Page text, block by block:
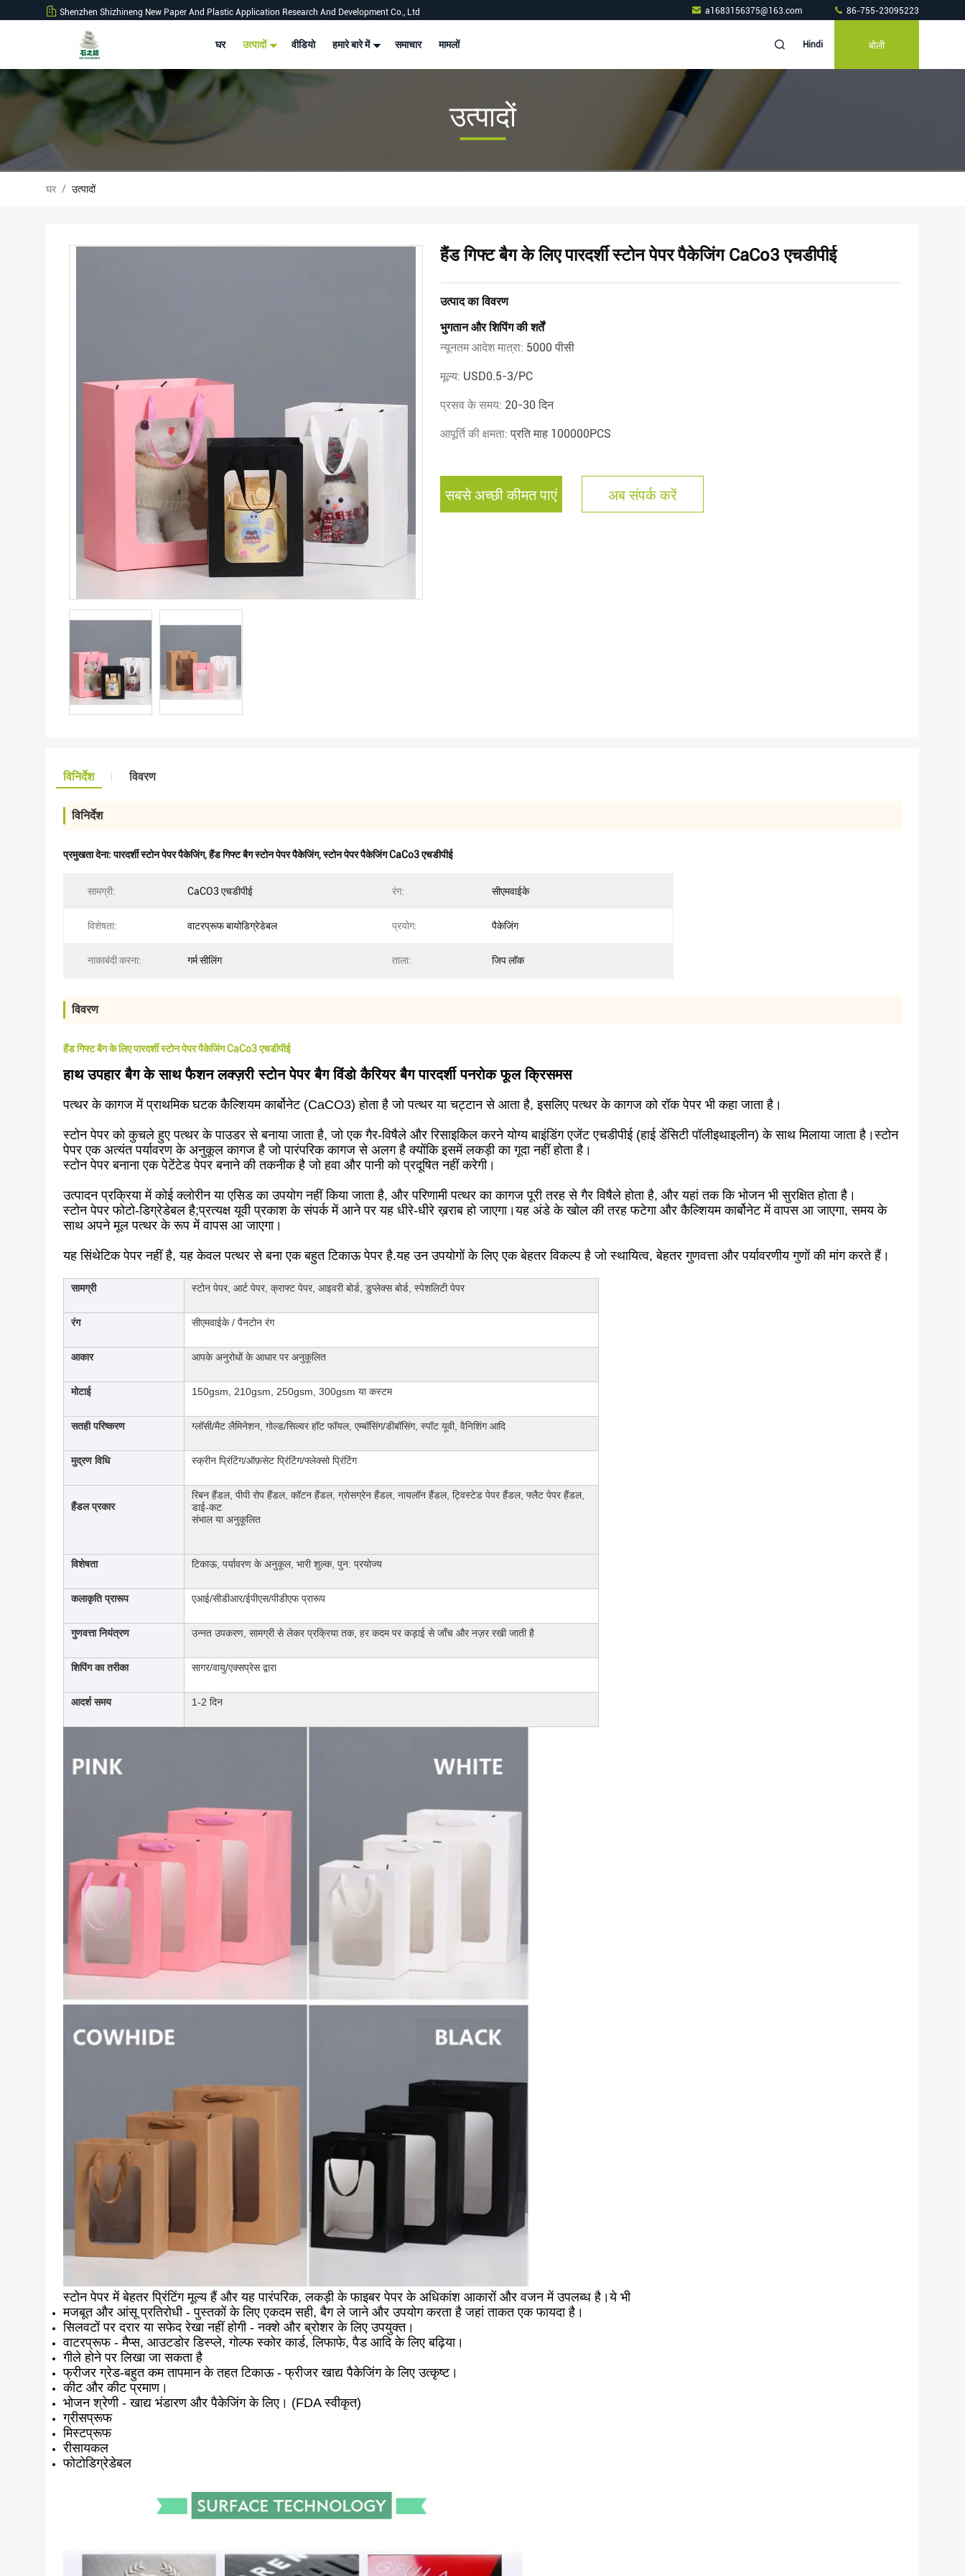
Shenzhen Shizhineng New Paper And Plastic Application Research And Development Co., Ltd a1683156375@163.com 86-755-23095223
घर उत्पादों वीडियो हमारे बारे में समाचार मामलों Hindi बोली
उत्पादों
घर / उत्पादों
हैंड गिफ्ट बैग के लिए पारदर्शी स्टोन पेपर पैकेजिंग CaCo3 एचडीपीई
उत्पाद का विवरण
भुगतान और शिपिंग की शर्तें
न्यूनतम आदेश मात्रा: 5000 पीसी
मूल्य: USD0.5-3/PC
प्रसव के समय: 20-30 दिन
आपूर्ति की क्षमता:प्रति माह 100000PCS
सबसे अच्छी कीमत पाएं अब संपर्क करें
विनिर्देश विवरण
विनिर्देश
प्रमुखता देना:पारदर्शी स्टोन पेपर पैकेजिंग,हैंड गिफ्ट बैग स्टोन पेपर पैकेजिंग,स्टोन पेपर पैकेजिंग CaCo3 एचडीपीई
सामग्री: CaCO3 एचडीपीई रंग: सीएमवाईके
विशेषता: वाटरप्रूफ बायोडिग्रेडेबल प्रयोग: पैकेजिंग
नाकाबंदी करना: गर्म सीलिंग ताला: जिप लॉक
विवरण
हैंड गिफ्ट बैग के लिए पारदर्शी स्टोन पेपर पैकेजिंग CaCo3 एचडीपीई
हाथ उपहार बैग के साथ फैशन लक्ज़री स्टोन पेपर बैग विंडो कैरियर बैग पारदर्शी पनरोक फूल क्रिसमस
पत्थर के कागज में प्राथमिक घटक कैल्शियम कार्बोनेट (CaCO3) होता है जो पत्थर या चट्टान से आता है, इसलिए पत्थर के कागज को रॉक पेपर भी कहा जाता है।
स्टोन पेपर को कुचले हुए पत्थर के पाउडर से बनाया जाता है, जो एक गैर-विषैले और रिसाइकिल करने योग्य बाइंडिंग एजेंट एचडीपीई (हाई डेंसिटी पॉलीइथाइलीन) के साथ मिलाया जाता है।स्टोन
पेपर एक अत्यंत पर्यावरण के अनुकूल कागज है जो पारंपरिक कागज से अलग है क्योंकि इसमें लकड़ी का गूदा नहीं होता है।
स्टोन पेपर बनाना एक पेटेंटेड पेपर बनाने की तकनीक है जो हवा और पानी को प्रदूषित नहीं करेगी।
उत्पादन प्रक्रिया में कोई क्लोरीन या एसिड का उपयोग नहीं किया जाता है, और परिणामी पत्थर का कागज पूरी तरह से गैर विषैले होता है, और यहां तक ​​कि भोजन भी सुरक्षित होता है।
स्टोन पेपर फोटो-डिग्रेडेबल है;प्रत्यक्ष यूवी प्रकाश के संपर्क में आने पर यह धीरे-धीरे ख़राब हो जाएगा।यह अंडे के खोल की तरह फटेगा और कैल्शियम कार्बोनेट में वापस आ जाएगा, समय के
साथ अपने मूल पत्थर के रूप में वापस आ जाएगा।
यह सिंथेटिक पेपर नहीं है, यह केवल पत्थर से बना एक बहुत टिकाऊ पेपर है.यह उन उपयोगों के लिए एक बेहतर विकल्प है जो स्थायित्व, बेहतर गुणवत्ता और पर्यावरणीय गुणों की मांग करते हैं।
सामग्री स्टोन पेपर, आर्ट पेपर, क्राफ्ट पेपर, आइवरी बोर्ड, डुप्लेक्स बोर्ड, स्पेशलिटी पेपर
रंग सीएमवाईके / पैनटोन रंग
आकार आपके अनुरोधों के आधार पर अनुकूलित
मोटाई 150gsm, 210gsm, 250gsm, 300gsm या कस्टम
सतही परिष्करण ग्लॉसी/मैट लैमिनेशन, गोल्ड/सिल्वर हॉट फॉयल, एम्बॉसिंग/डीबॉसिंग, स्पॉट यूवी, वैनिशिंग आदि
मुद्रण विधि स्क्रीन प्रिंटिंग/ऑफ़सेट प्रिंटिंग/फ्लेक्सो प्रिंटिंग
हैंडल प्रकार
रिबन हैंडल, पीपी रोप हैंडल, कॉटन हैंडल, ग्रोसग्रेन हैंडल, नायलॉन हैंडल, ट्विस्टेड पेपर हैंडल, फ्लैट पेपर हैंडल,
डाई-कट
संभाल या अनुकूलित
विशेषता टिकाऊ, पर्यावरण के अनुकूल, भारी शुल्क, पुन: प्रयोज्य
कलाकृति प्रारूप एआई/सीडीआर/ईपीएस/पीडीएफ प्रारूप
गुणवत्ता नियंत्रण उन्नत उपकरण, सामग्री से लेकर प्रक्रिया तक, हर कदम पर कड़ाई से जाँच और नज़र रखी जाती है
शिपिंग का तरीका सागर/वायु/एक्सप्रेस द्वारा
आदर्श समय 1-2 दिन
स्टोन पेपर में बेहतर प्रिंटिंग मूल्य हैं और यह पारंपरिक, लकड़ी के फाइबर पेपर के अधिकांश आकारों और वजन में उपलब्ध है।ये भी
मजबूत और आंसू प्रतिरोधी - पुस्तकों के लिए एकदम सही, बैग ले जाने और उपयोग करता है जहां ताकत एक फायदा है।
सिलवटों पर दरार या सफेद रेखा नहीं होगी - नक्शे और ब्रोशर के लिए उपयुक्त।
वाटरप्रूफ - मैप्स, आउटडोर डिस्प्ले, गोल्फ स्कोर कार्ड, लिफाफे, पैड आदि के लिए बढ़िया।
गीले होने पर लिखा जा सकता है
फ्रीजर ग्रेड-बहुत कम तापमान के तहत टिकाऊ - फ्रीजर खाद्य पैकेजिंग के लिए उत्कृष्ट।
कीट और कीट प्रमाण।
भोजन श्रेणी - खाद्य भंडारण और पैकेजिंग के लिए। (FDA स्वीकृत)
ग्रीसप्रूफ
मिस्टप्रूफ
रीसायकल
फोटोडिग्रेडेबल